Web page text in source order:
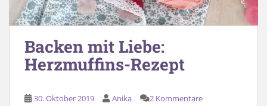
Backen mit Liebe:
Herzmuffins-Rezept
30. Oktober 2019 Anika 2 Kommentare